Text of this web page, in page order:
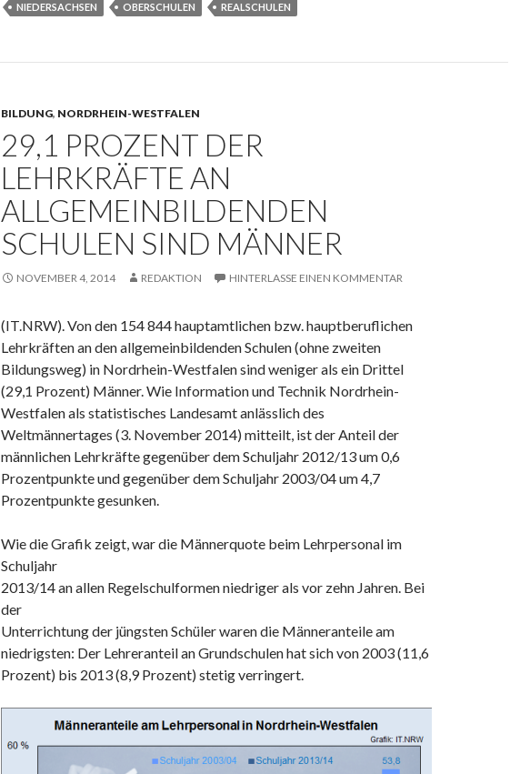
NIEDERSACHSEN
OBERSCHULEN REALSCHULEN
BILDUNG, NORDRHEIN-WESTFALEN
29,1 PROZENT DER
LEHRKRÄFTE AN
ALLGEMEINBILDENDEN
SCHULEN SIND MÄNNER
NOVEMBER 4, 2014 REDAKTION HINTERLASSE EINEN KOMMENTAR
(IT.NRW). Von den 154 844 hauptamtlichen bzw. hauptberuflichen
Lehrkräften an den allgemeinbildenden Schulen (ohne zweiten
Bildungsweg) in Nordrhein-Westfalen sind weniger als ein Drittel
(29,1 Prozent) Männer. Wie Information und Technik Nordrhein-
Westfalen als statistisches Landesamt anlässlich des
Weltmännertages (3. November 2014) mitteilt, ist der Anteil der
männlichen Lehrkräfte gegenüber dem Schuljahr 2012/13 um 0,6
Prozentpunkte und gegenüber dem Schuljahr 2003/04 um 4,7
Prozentpunkte gesunken.
Wie die Grafik zeigt, war die Männerquote beim Lehrpersonal im
Schuljahr
2013/14 an allen Regelschulformen niedriger als vor zehn Jahren. Bei
der
Unterrichtung der jüngsten Schüler waren die Männeranteile am
niedrigsten: Der Lehreranteil an Grundschulen hat sich von 2003 (11,6
Prozent) bis 2013 (8,9 Prozent) stetig verringert.